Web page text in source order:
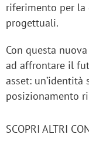
riferimento per la
progettuali.
Con questa
ad affrontare il
asset: un’identità
posizionamento
SCOPRI ALTRI